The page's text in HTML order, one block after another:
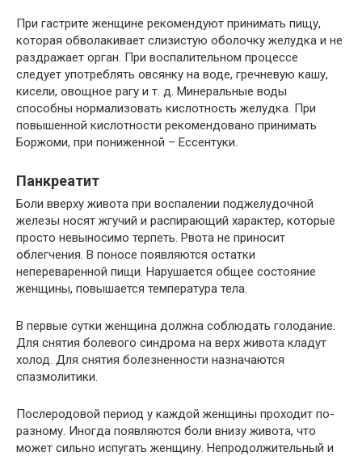
При гастрите женщине рекомендуют принимать пищу,
которая обволакивает слизистую оболочку желудка и не
раздражает орган. При воспалительном процессе
следует употреблять овсянку на воде, гречневую кашу,
кисели, овощное рагу и т. д. Минеральные воды
способны нормализовать кислотность желудка. При
повышенной кислотности рекомендовано принимать
Боржоми, при пониженной – Ессентуки.
Панкреатит
Боли вверху живота при воспалении поджелудочной
железы носят жгучий и распирающий характер, которые
просто невыносимо терпеть. Рвота не приносит
облегчения. В поносе появляются остатки
непереваренной пищи. Нарушается общее состояние
женщины, повышается температура тела.
В первые сутки женщина должна соблюдать голодание.
Для снятия болевого синдрома на верх живота кладут
холод. Для снятия болезненности назначаются
спазмолитики.
Послеродовой период у каждой женщины проходит по-
разному. Иногда появляются боли внизу живота, что
может сильно испугать женщину. Непродолжительный и